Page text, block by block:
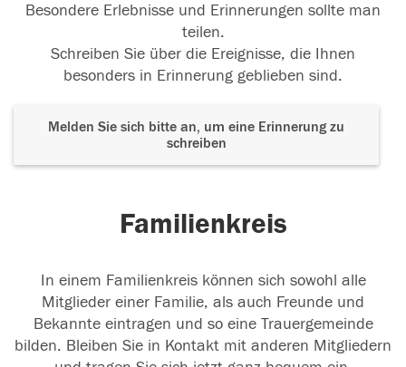
Besondere Erlebnisse und Erinnerungen sollte man
teilen.
Schreiben Sie über die Ereignisse, die Ihnen
besonders in Erinnerung geblieben sind.
Melden Sie sich bitte an, um eine Erinnerung zu
schreiben
Familienkreis
In einem Familienkreis können sich sowohl alle
Mitglieder einer Familie, als auch Freunde und
Bekannte eintragen und so eine Trauergemeinde
bilden. Bleiben Sie in Kontakt mit anderen Mitgliedern